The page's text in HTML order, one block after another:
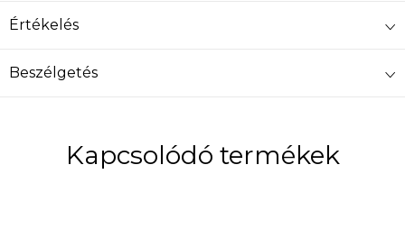
Értékelés
Beszélgetés
Kapcsolódó termékek